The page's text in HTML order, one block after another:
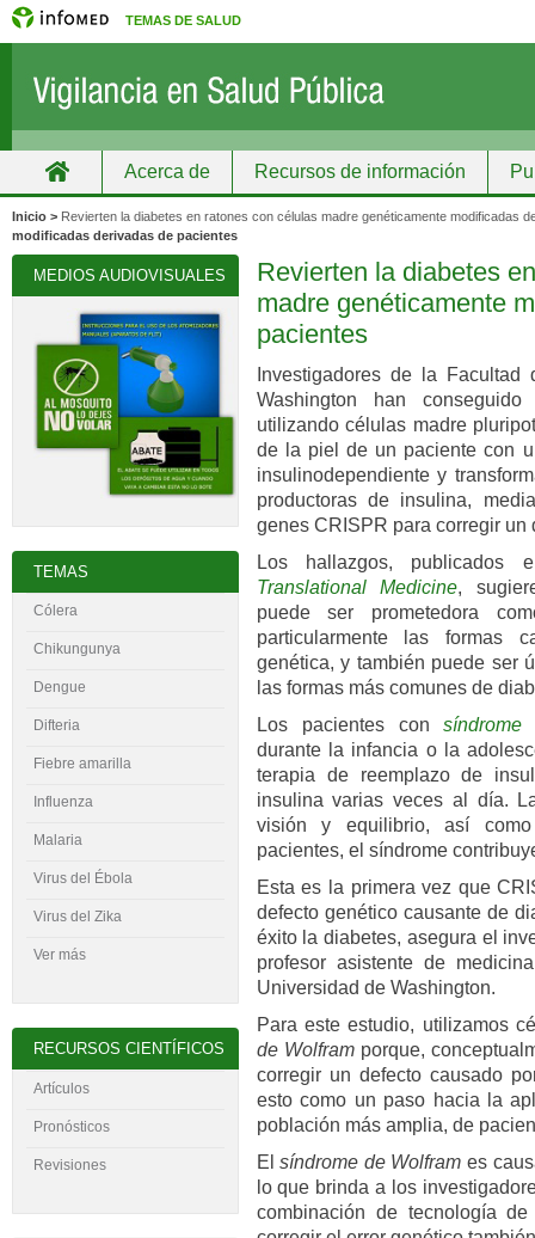
TEMAS DE SALUD
Acerca de Recursos de información
Grupos Recursos de información
Inicio > Revierten la diabetes en ratones con células madre genéticamente modificadas
modificadas derivadas de pacientes
Revierten la diabetes
madre genéticamente
pacientes
Investigadores de la
Washington han
utilizando células madre
de la piel de un paciente con
insulinodependiente y
productoras de insulina,
genes CRISPR para corregir un
Los hallazgos,
Translational Medicine,
puede ser prometedora
particularmente las formas
genética, y también puede ser
las formas más comunes de
Los pacientes consíndrome
durante la infancia o la
terapia de reemplazo de
insulina varias veces al día.
visión y equilibrio, así
pacientes, el síndrome
Esta es la primera vez que
defecto genético causante de
éxito la diabetes, asegura el
profesor asistente de
Universidad de Washington.
Para este estudio, utilizamos
de Wolframporque,
corregir un defecto causado
esto como un paso hacia la
población más amplia, de
Elsíndrome de Wolfram es
lo que brinda a los
combinación de tecnología
MEDIOS AUDIOVISUALES
TEMAS
Cólera
Chikungunya
Dengue
Difteria
Fiebre amarilla
Influenza
Malaria
Virus del Ébola
Virus del Zika
Ver más
RECURSOS CIENTÍFICOS
Artículos
Pronósticos
Revisiones